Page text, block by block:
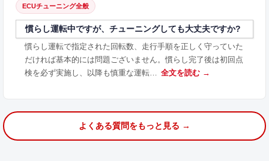
ECUチューニング全般
慣らし運転中ですが、チューニングしても大丈夫ですか?
慣らし運転で指定された回転数、走行手順を正しく守っていた
だければ基本的には問題ございません。慣らし完了後は初回点
検を必ず実施し、以降も慎重な運転…
全文を読む →
よくある質問をもっと見る →